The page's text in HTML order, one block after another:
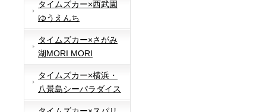
タイムズカー×西武園
ゆうえんち
タイムズカー×さがみ
湖MORI MORI
タイムズカー×横浜・
八景島シーパラダイス